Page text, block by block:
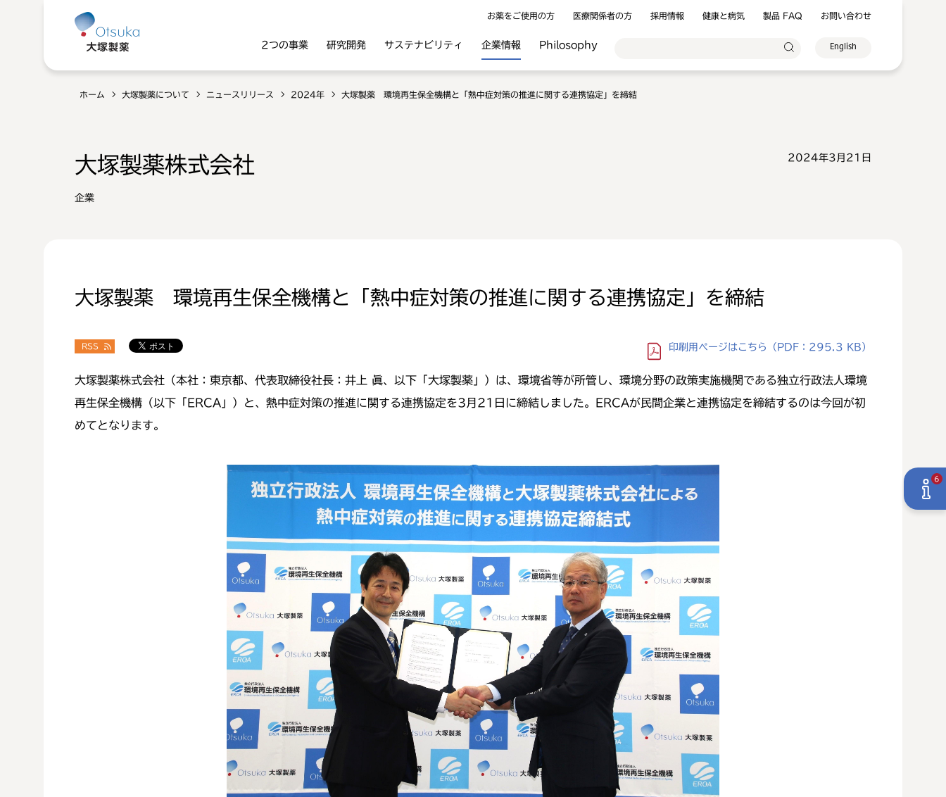
お薬をご使用の方 医療関係者の方 採用情報 健康と病気 製品 FAQ お問い合わせ
2つの事業 研究開発 サステナビリティ 企業情報 Philosophy English
ホーム 大塚製薬について ニュースリリース 2024年 大塚製薬 環境再生保全機構と「熱中症対策の推進に関する連携協定」を締結
大塚製薬株式会社
企業
2024年3月21日
大塚製薬 環境再生保全機構と「熱中症対策の推進に関する連携協定」を締結
RSS 印刷用ページはこちら （PDF：295.3 KB）
大塚製薬株式会社（本社：東京都、代表取締役社長：井上 眞、以下「大塚製薬」）は、環境省等が所管し、環境分野の政策実施機関である独立行政法人環境
再生保全機構（以下「ERCA」）と、熱中症対策の推進に関する連携協定を3月21日に締結しました。ERCAが民間企業と連携協定を締結するのは今回が初
めてとなります。
6